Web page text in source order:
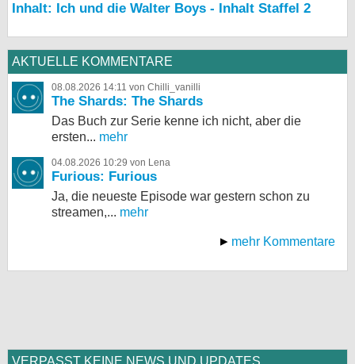
Inhalt: Ich und die Walter Boys - Inhalt Staffel 2
AKTUELLE KOMMENTARE
08.08.2026 14:11 von Chilli_vanilli
The Shards: The Shards
Das Buch zur Serie kenne ich nicht, aber die
ersten... mehr
04.08.2026 10:29 von Lena
Furious: Furious
Ja, die neueste Episode war gestern schon zu
streamen,... mehr
mehr Kommentare
VERPASST KEINE NEWS UND UPDATES